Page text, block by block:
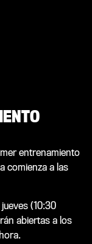
entrenamiento
comienza a las
(10:30
abiertas a los